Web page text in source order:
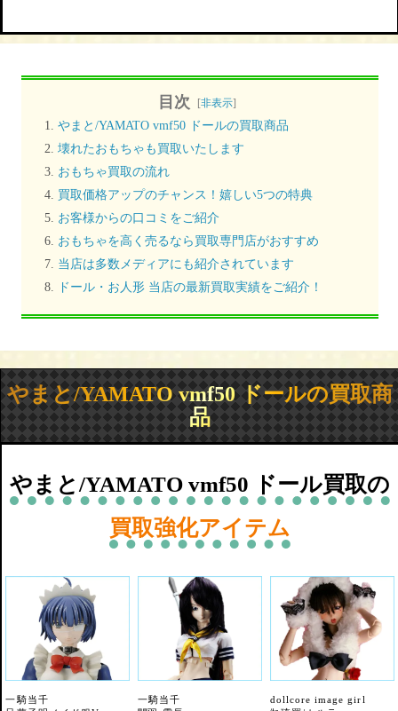
目次 [非表示]
やまと/YAMATO vmf50 ドールの買取商品
壊れたおもちゃも買取いたします
おもちゃ買取の流れ
買取価格アップのチャンス！嬉しい5つの特典
お客様からの口コミをご紹介
おもちゃを高く売るなら買取専門店がおすすめ
当店は多数メディアにも紹介されています
ドール・お人形 当店の最新買取実績をご紹介！
やまと/YAMATO vmf50 ドールの買取商
品
やまと/YAMATO vmf50 ドール買取の
買取強化アイテム
一騎当千
一騎当千
dollcore image girl